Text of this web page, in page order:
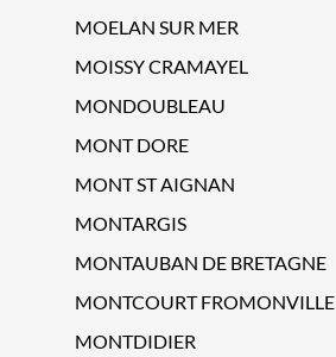
MOELAN SUR MER
MOISSY CRAMAYEL
MONDOUBLEAU
MONT DORE
MONT ST AIGNAN
MONTARGIS
MONTAUBAN DE BRETAGNE
MONTCOURT FROMONVILLE
MONTDIDIER